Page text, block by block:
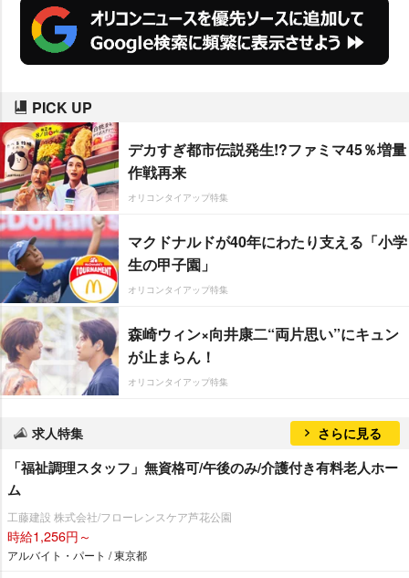
PICK UP
デカすぎ都市伝説発生!?ファミマ45％増量
作戦再来
オリコンタイアップ特集
マクドナルドが40年にわたり支える「小学
生の甲子園」
オリコンタイアップ特集
森崎ウィン×向井康二“両片思い”にキュン
が止まらん！
オリコンタイアップ特集
求人特集 さらに見る
「福祉調理スタッフ」無資格可/午後のみ/介護付き有料老人ホー
ム
工藤建設 株式会社/フローレンスケア芦花公園
時給1,256円～
アルバイト・パート / 東京都